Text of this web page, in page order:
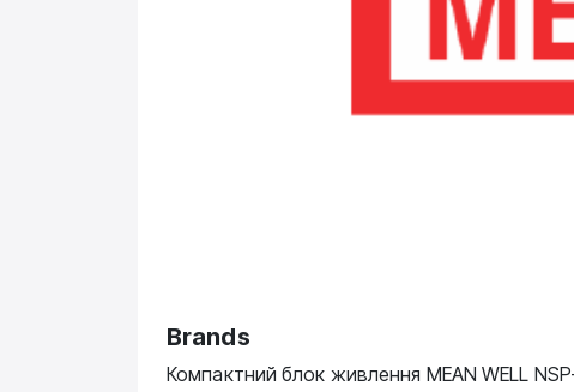
Brands
Компактний блок живлення MEAN WELL